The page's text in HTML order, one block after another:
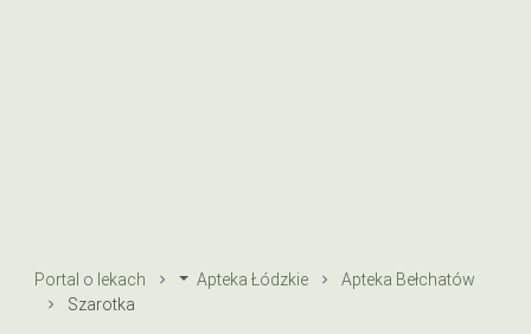
Portal o lekach Apteka Łódzkie
Apteka Bełchatów
Szarotka